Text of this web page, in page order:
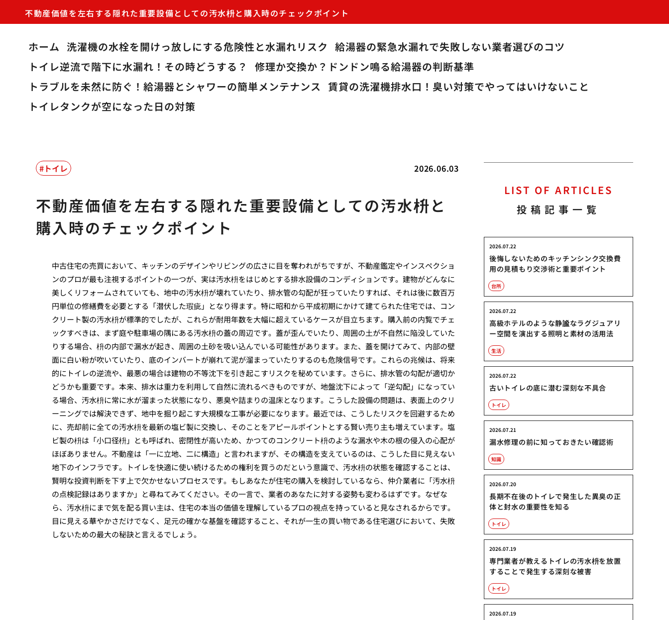
不動産価値を左右する隠れた重要設備としての汚水枡と購入時のチェックポイント
ホーム 洗濯機の水栓を開けっ放しにする危険性と水漏れリスク 給湯器の緊急水漏れで失敗しない業者選びのコツ
トイレ逆流で階下に水漏れ！その時どうする？
修理か交換か？ドンドン鳴る給湯器の判断基準
トラブルを未然に防ぐ！給湯器とシャワーの簡単メンテナンス 賃貸の洗濯機排水口！臭い対策でやってはいけないこと
トイレタンクが空になった日の対策
2026.06.03
トイレ
不動産価値を左右する隠れた重要設備としての汚水枡と
購入時のチェックポイント
中古住宅の売買において、キッチンのデザインやリビングの広さに目を奪われがちですが、不動産鑑定やインスペクショ
ンのプロが最も注視するポイントの一つが、実は汚水枡をはじめとする排水設備のコンディションです。建物がどんなに
美しくリフォームされていても、地中の汚水枡が壊れていたり、排水管の勾配が狂っていたりすれば、それは後に数百万
円単位の修繕費を必要とする「潜伏した瑕疵」となり得ます。特に昭和から平成初期にかけて建てられた住宅では、コン
クリート製の汚水枡が標準的でしたが、これらが耐用年数を大幅に超えているケースが目立ちます。購入前の内覧でチェ
ックすべきは、まず庭や駐車場の隅にある汚水枡の蓋の周辺です。蓋が歪んでいたり、周囲の土が不自然に陥没していた
りする場合、枡の内部で漏水が起き、周囲の土砂を吸い込んでいる可能性があります。また、蓋を開けてみて、内部の壁
面に白い粉が吹いていたり、底のインバートが崩れて泥が溜まっていたりするのも危険信号です。これらの兆候は、将来
的にトイレの逆流や、最悪の場合は建物の不等沈下を引き起こすリスクを秘めています。さらに、排水管の勾配が適切か
どうかも重要です。本来、排水は重力を利用して自然に流れるべきものですが、地盤沈下によって「逆勾配」になってい
る場合、汚水枡に常に水が溜まった状態になり、悪臭や詰まりの温床となります。こうした設備の問題は、表面上のクリ
ーニングでは解決できず、地中を掘り起こす大規模な工事が必要になります。最近では、こうしたリスクを回避するため
に、売却前に全ての汚水枡を最新の塩ビ製に交換し、そのことをアピールポイントとする賢い売り主も増えています。塩
ビ製の枡は「小口径枡」とも呼ばれ、密閉性が高いため、かつてのコンクリート枡のような漏水や木の根の侵入の心配が
ほぼありません。不動産は「一に立地、二に構造」と言われますが、その構造を支えているのは、こうした目に見えない
地下のインフラです。トイレを快適に使い続けるための権利を買うのだという意識で、汚水枡の状態を確認することは、
賢明な投資判断を下す上で欠かせないプロセスです。もしあなたが住宅の購入を検討しているなら、仲介業者に「汚水枡
の点検記録はありますか」と尋ねてみてください。その一言で、業者のあなたに対する姿勢も変わるはずです。なぜな
ら、汚水枡にまで気を配る買い主は、住宅の本当の価値を理解しているプロの視点を持っていると見なされるからです。
目に見える華やかさだけでなく、足元の確かな基盤を確認すること、それが一生の買い物である住宅選びにおいて、失敗
しないための最大の秘訣と言えるでしょう。
LIST OF ARTICLES
投稿記事一覧
後悔しないためのキッチンシンク交換費
用の見積もり交渉術と重要ポイント
2026.07.22
台所
高級ホテルのような静謐なラグジュアリ
ー空間を演出する照明と素材の活用法
2026.07.22
生活
古いトイレの底に潜む深刻な不具合
2026.07.22
トイレ
漏水修理の前に知っておきたい確認術
2026.07.21
知識
長期不在後のトイレで発生した異臭の正
体と封水の重要性を知る
2026.07.20
トイレ
専門業者が教えるトイレの汚水枡を放置
することで発生する深刻な被害
2026.07.19
トイレ
2026.07.19